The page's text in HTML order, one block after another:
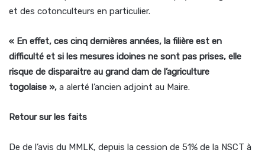
et des cotonculteurs en particulier.
« En effet, ces cinq dernières années, la filière est en
difficulté et si les mesures idoines ne sont pas prises, elle
risque de disparaitre au grand dam de l’agriculture
togolaise », a alerté l’ancien adjoint au Maire.
Retour sur les faits
De de l’avis du MMLK, depuis la cession de 51% de la NSCT à